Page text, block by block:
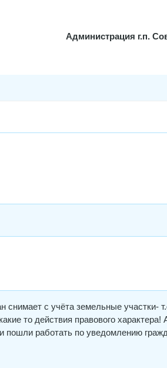
Администрация г.п.
снимает с учёта земельные участки-
то действия правового характера!
пошли работать по уведомлению